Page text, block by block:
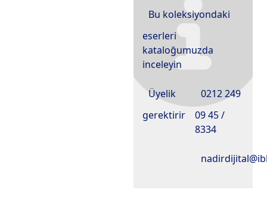
Bu koleksiyondaki
eserleri
kataloğumuzda
inceleyin
Üyelik
gerektirir
0212 249
09 45 /
8334